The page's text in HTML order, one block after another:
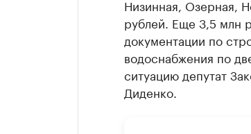
Низинная, Озерная,
рублей. Еще 3,5 млн
документации по
водоснабжения по
ситуацию депутат
Диденко.